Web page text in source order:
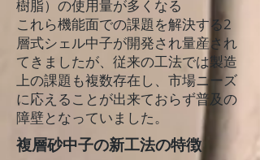
樹脂）の使用量が多くなる
これら機能面での課題を解決する2
層式シェル中子が開発され量産され
てきましたが、従来の工法では製造
上の課題も複数存在し、市場ニーズ
に応えることが出来ておらず普及の
障壁となっていました。
複層砂中子の新工法の特徴